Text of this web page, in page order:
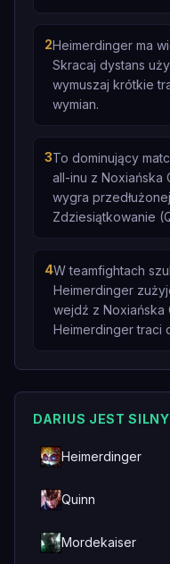
2Heimerdinger ma
Skracaj dystans
wymuszaj krótkie
wymian.
3To dominujący
all-inu z Noxiańska
wygra
Zdziesiątkowanie
4W teamfightach
Heimerdinger
wejdź z Noxiańska
Heimerdinger traci
DARIUS JEST
Heimerdinger
Quinn
Mordekaiser